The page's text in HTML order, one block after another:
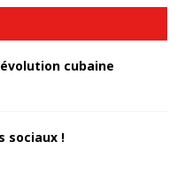
cubaine
sociaux !